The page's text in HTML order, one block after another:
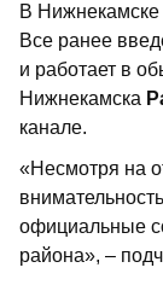
В Нижнекамске
Все ранее
и работает в
Нижнекамска
канале.
«Несмотря на
официальные
района», –